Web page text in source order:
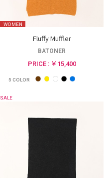
WOMEN
Fluffy Muffler
BATONER
PRICE : ￥15,400
5 COLOR
SALE